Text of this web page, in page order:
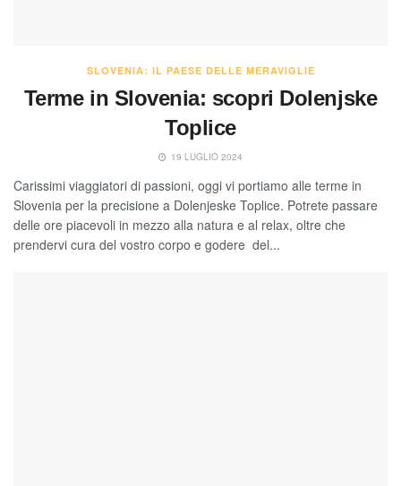
SLOVENIA: IL PAESE DELLE MERAVIGLIE
Terme in Slovenia: scopri Dolenjske
Toplice
19 LUGLIO 2024
Carissimi viaggiatori di passioni, oggi vi portiamo alle terme in
Slovenia per la precisione a Dolenjeske Toplice. Potrete passare
delle ore piacevoli in mezzo alla natura e al relax, oltre che
prendervi cura del vostro corpo e godere del...